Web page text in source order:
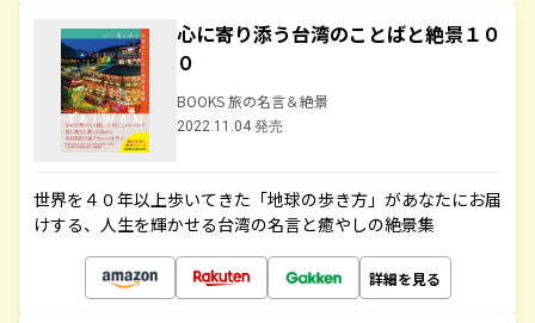
心に寄り添う台湾のことばと絶景１０
０
BOOKS 旅の名言＆絶景
2022.11.04 発売
世界を４０年以上歩いてきた「地球の歩き方」があなたにお届
けする、人生を輝かせる台湾の名言と癒やしの絶景集
詳細を見る